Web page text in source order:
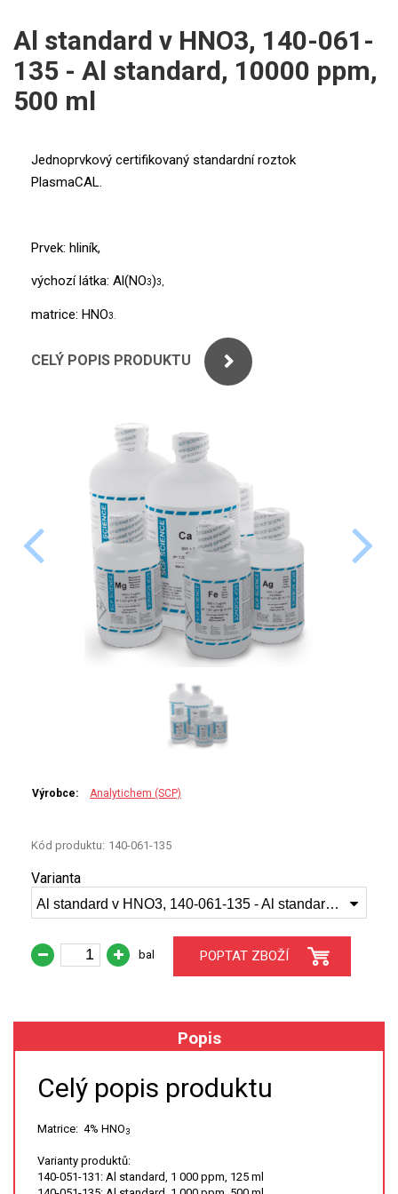
PERKINELMER
SHIMADZU
THERMO ELECTRON (UNICAM)
ANALYTIK JENA
ICP
AGILENT
THERMO
SPECTRO
SHIMADZU
TELEDYNE LEEMAN
HORIBA (JOBIN YVONE)
ANALYTIK JENA
SPECIÁLNÍ APLIKACE
APLIKACE CETAC
XRF
FÓLIE XRF
VZORKOVNICE XRF
TAVENÍ
STANDARDNÍ ROZTOKY A RM
UV-VIS FLUO
DETEKTORY HPLC
VÝBOJKY PRO UV/VIS
UV-VIS FLUO
MS/SPM
Al standard v HNO3, 140-061-
135 - Al standard, 10000 ppm,
500 ml
Jednoprvkový certifikovaný standardní roztok
PlasmaCAL.
Prvek: hliník,
výchozí látka: Al(NO3)3,
matrice: HNO3.
CELÝ POPIS PRODUKTU
Výrobce: Analytichem (SCP)
Kód produktu: 140-061-135
Varianta
Al standard v HNO3, 140-061-135 - Al standard, 10000 ppm, 500 ml
bal POPTAT ZBOŽÍ
Popis
Celý popis produktu
Matrice: 4% HNO3
Varianty produktů:
140-051-131: Al standard, 1 000 ppm, 125 ml